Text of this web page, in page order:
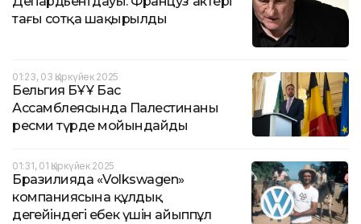
тағы сотқа шақырылды
01:23, 03 Қыркүйек 2025
Бельгия БҰҰ Бас
Ассамблеясында Палестинаны
ресми түрде мойындайды
01:31, 01 Қыркүйек 2025
Бразилияда «Volkswagen»
компаниясына құлдық
деңгейіндегі еңбек үшін айыппұл